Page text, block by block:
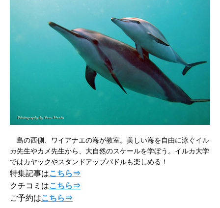
島の西側、ワイアナエの海が教室。美しい海を自由に泳ぐイル
カ先生やカメ先生から、大自然のスケールを学ぼう。イルカ大学
ではカヤックやスタンドアップパドルも楽しめる！
特集記事はこちら⇒
クチコミはこちら⇒
ご予約はこちら⇒